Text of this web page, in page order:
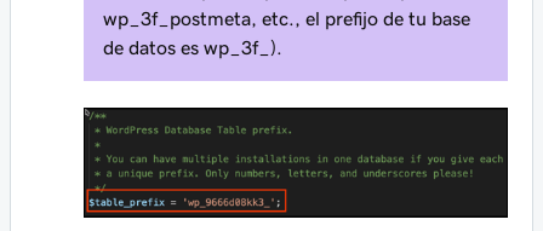
wp_3f_postmeta, etc., el prefijo de tu base
de datos es wp_3f_).